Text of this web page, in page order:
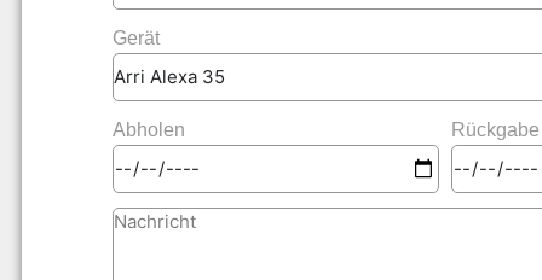
Gerät
Abholen Rückgabe